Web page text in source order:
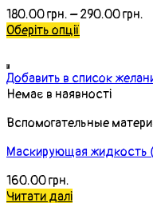
180.00грн. –290.00грн.
Оберіть опції
Добавить в список
Немає в наявності
Вспомогательные
Маскирующая жидкость
160.00грн.
Читати далі